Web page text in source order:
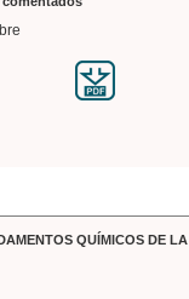
QUÍMICOS DE LA